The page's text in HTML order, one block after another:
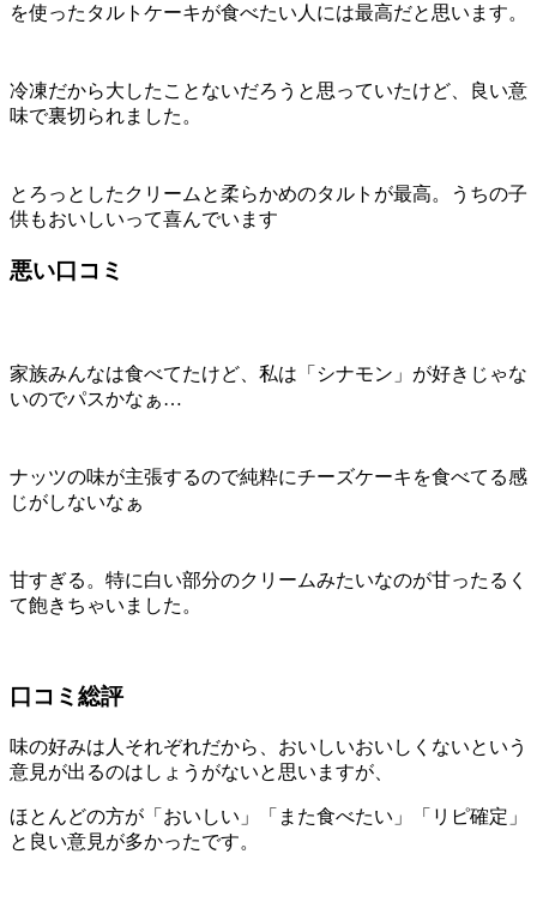
を使ったタルトケーキが食べたい人には最高だと思います。
冷凍だから大したことないだろうと思っていたけど、良い意
味で裏切られました。
とろっとしたクリームと柔らかめのタルトが最高。うちの子
供もおいしいって喜んでいます
悪い口コミ
家族みんなは食べてたけど、私は「シナモン」が好きじゃな
いのでパスかなぁ…
ナッツの味が主張するので純粋にチーズケーキを食べてる感
じがしないなぁ
甘すぎる。特に白い部分のクリームみたいなのが甘ったるく
て飽きちゃいました。
口コミ総評
味の好みは人それぞれだから、おいしいおいしくないという
意見が出るのはしょうがないと思いますが、
ほとんどの方が「おいしい」「また食べたい」「リピ確定」
と良い意見が多かったです。